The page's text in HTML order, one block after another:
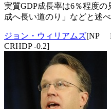
実質GDP成長率は6％程度
成へ長い道のり」などと述べ
ジョン・ウィリアムズ[NP
CRHDP -0.2]